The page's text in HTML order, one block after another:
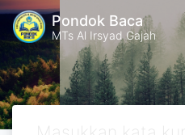
Pondok Baca
MTs Al Irsyad Gajah